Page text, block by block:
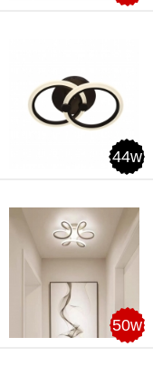
44w
50w